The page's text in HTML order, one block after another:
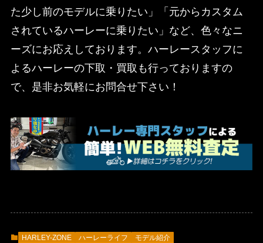
た少し前のモデルに乗りたい」「元からカスタム
されているハーレーに乗りたい」など、色々なニ
ーズにお応えしております。ハーレースタッフに
よるハーレーの下取・買取も行っておりますの
で、是非お気軽にお問合せ下さい！
HARLEY-ZONE ハーレーライフ モデル紹介